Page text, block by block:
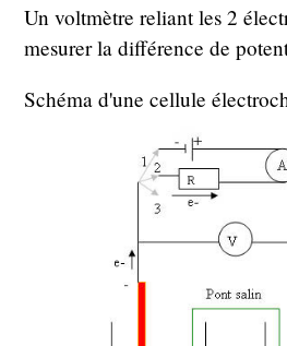
Un voltmètre reliant les 2
mesurer la différence de
Schéma d'une cellule